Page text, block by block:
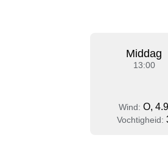
Middag
13:00
Wind: O,
Vochtigheid: